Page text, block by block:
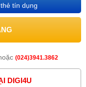
tín dụng
(024)3941.3862
DIGI4U